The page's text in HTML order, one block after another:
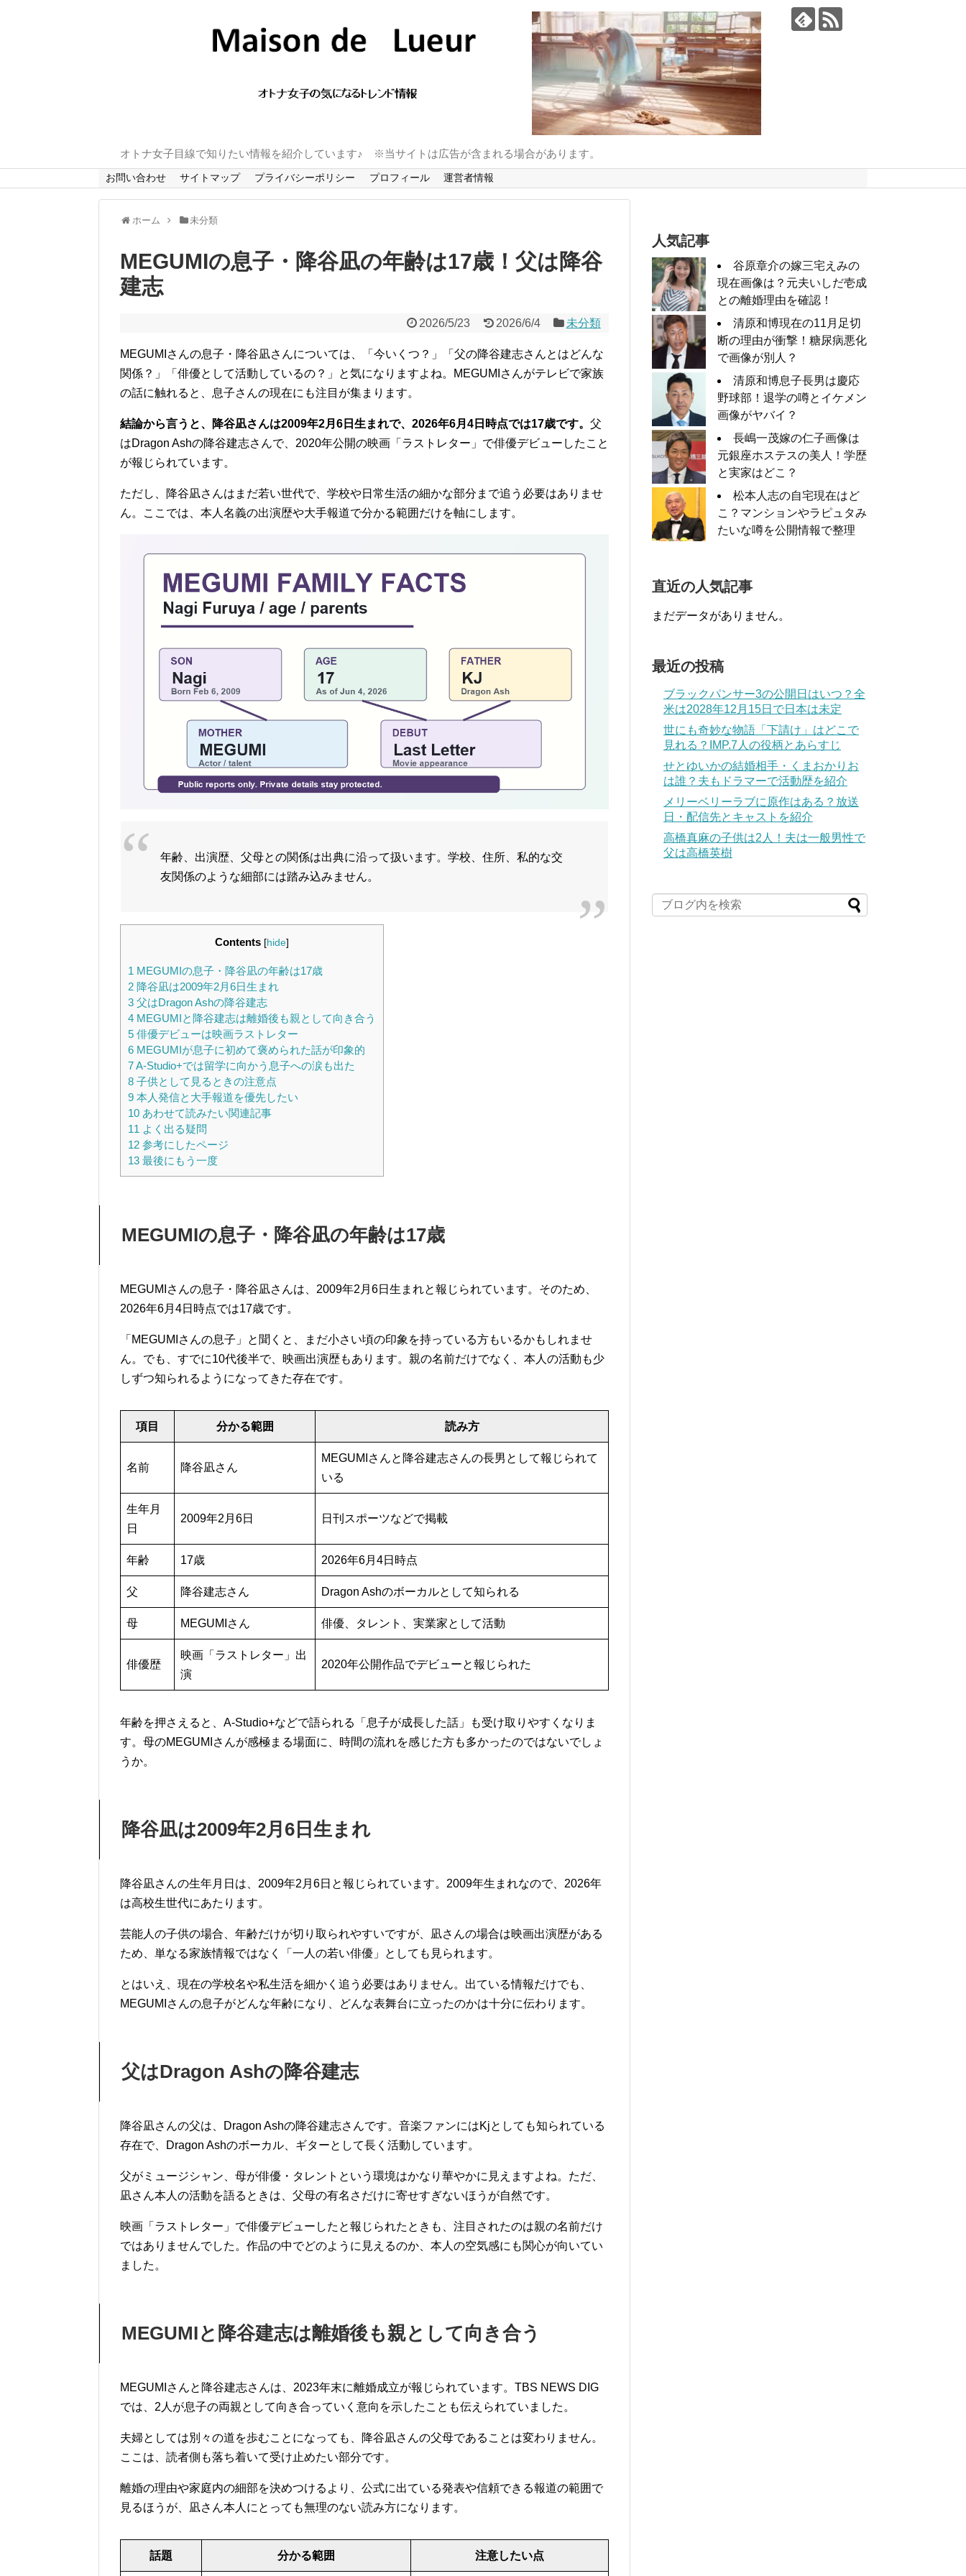
オトナ女子目線で知りたい情報を紹介しています♪ ※当サイトは広告が含まれる場合があります。
お問い合わせ サイトマップ プライバシーポリシー プロフィール 運営者情報
ホーム 未分類
MEGUMIの息子・降谷凪の年齢は17歳！父は降谷
建志
2026/5/23 2026/6/4 未分類
MEGUMIさんの息子・降谷凪さんについては、「今いくつ？」「父の降谷建志さんとはどんな
関係？」「俳優として活動しているの？」と気になりますよね。MEGUMIさんがテレビで家族
の話に触れると、息子さんの現在にも注目が集まります。
結論から言うと、降谷凪さんは2009年2月6日生まれで、2026年6月4日時点では17歳です。 父
はDragon Ashの降谷建志さんで、2020年公開の映画「ラストレター」で俳優デビューしたこと
が報じられています。
ただし、降谷凪さんはまだ若い世代で、学校や日常生活の細かな部分まで追う必要はありませ
ん。ここでは、本人名義の出演歴や大手報道で分かる範囲だけを軸にします。
年齢、出演歴、父母との関係は出典に沿って扱います。学校、住所、私的な交
友関係のような細部には踏み込みません。
Contents [hide]
1 MEGUMIの息子・降谷凪の年齢は17歳
2 降谷凪は2009年2月6日生まれ
3 父はDragon Ashの降谷建志
4 MEGUMIと降谷建志は離婚後も親として向き合う
5 俳優デビューは映画ラストレター
6 MEGUMIが息子に初めて褒められた話が印象的
7A-Studio+では留学に向かう息子への涙も出た
8 子供として見るときの注意点
9 本人発信と大手報道を優先したい
10 あわせて読みたい関連記事
11 よく出る疑問
12 参考にしたページ
13 最後にもう一度
MEGUMIの息子・降谷凪の年齢は17歳
MEGUMIさんの息子・降谷凪さんは、2009年2月6日生まれと報じられています。そのため、
2026年6月4日時点では17歳です。
「MEGUMIさんの息子」と聞くと、まだ小さい頃の印象を持っている方もいるかもしれませ
ん。でも、すでに10代後半で、映画出演歴もあります。親の名前だけでなく、本人の活動も少
しずつ知られるようになってきた存在です。
項目 分かる範囲 読み方
名前 降谷凪さん
MEGUMIさんと降谷建志さんの長男として報じられて
いる
生年月
日
2009年2月6日 日刊スポーツなどで掲載
年齢 17歳 2026年6月4日時点
父 降谷建志さん Dragon Ashのボーカルとして知られる
母 MEGUMIさん 俳優、タレント、実業家として活動
俳優歴
映画「ラストレター」出
演
2020年公開作品でデビューと報じられた
年齢を押さえると、A-Studio+などで語られる「息子が成長した話」も受け取りやすくなりま
す。母のMEGUMIさんが感極まる場面に、時間の流れを感じた方も多かったのではないでしょ
うか。
降谷凪は2009年2月6日生まれ
降谷凪さんの生年月日は、2009年2月6日と報じられています。2009年生まれなので、2026年
は高校生世代にあたります。
芸能人の子供の場合、年齢だけが切り取られやすいですが、凪さんの場合は映画出演歴がある
ため、単なる家族情報ではなく「一人の若い俳優」としても見られます。
とはいえ、現在の学校名や私生活を細かく追う必要はありません。出ている情報だけでも、
MEGUMIさんの息子がどんな年齢になり、どんな表舞台に立ったのかは十分に伝わります。
父はDragon Ashの降谷建志
降谷凪さんの父は、Dragon Ashの降谷建志さんです。音楽ファンにはKjとしても知られている
存在で、Dragon Ashのボーカル、ギターとして長く活動しています。
父がミュージシャン、母が俳優・タレントという環境はかなり華やかに見えますよね。ただ、
凪さん本人の活動を語るときは、父母の有名さだけに寄せすぎないほうが自然です。
映画「ラストレター」で俳優デビューしたと報じられたときも、注目されたのは親の名前だけ
ではありませんでした。作品の中でどのように見えるのか、本人の空気感にも関心が向いてい
ました。
MEGUMIと降谷建志は離婚後も親として向き合う
MEGUMIさんと降谷建志さんは、2023年末に離婚成立が報じられています。TBS NEWS DIG
では、2人が息子の両親として向き合っていく意向を示したことも伝えられていました。
夫婦としては別々の道を歩むことになっても、降谷凪さんの父母であることは変わりません。
ここは、読者側も落ち着いて受け止めたい部分です。
離婚の理由や家庭内の細部を決めつけるより、公式に出ている発表や信頼できる報道の範囲で
見るほうが、凪さん本人にとっても無理のない読み方になります。
話題 分かる範囲 注意したい点
人気記事
谷原章介の嫁三宅えみの
現在画像は？元夫いしだ壱成
との離婚理由を確認！
清原和博現在の11月足切
断の理由が衝撃！糖尿病悪化
で画像が別人？
清原和博息子長男は慶応
野球部！退学の噂とイケメン
画像がヤバイ？
長嶋一茂嫁の仁子画像は
元銀座ホステスの美人！学歴
と実家はどこ？
松本人志の自宅現在はど
こ？マンションやラピュタみ
たいな噂を公開情報で整理
直近の人気記事
まだデータがありません。
最近の投稿
ブラックパンサー3の公開日はいつ？全
米は2028年12月15日で日本は未定
世にも奇妙な物語「下請け」はどこで
見れる？IMP.7人の役柄とあらすじ
せとゆいかの結婚相手・くまおかりお
は誰？夫もドラマーで活動歴を紹介
メリーベリーラブに原作はある？放送
日・配信先とキャストを紹介
高橋真麻の子供は2人！夫は一般男性で
父は高橋英樹